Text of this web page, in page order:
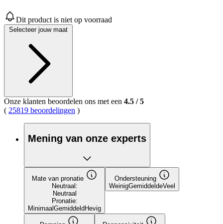
Dit product is niet op voorraad
Selecteer jouw maat
Onze klanten beoordelen ons met een 4.5 /5
( 25819 beoordelingen )
Mening van onze experts
Mate van pronatie
Neutraal:
Neutraal
Pronatie:
MinimaalGemiddeld Hevig
Ondersteuning
WeinigGemiddeldeVeel